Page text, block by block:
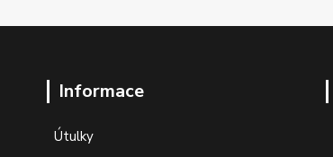
Informace
Útulky